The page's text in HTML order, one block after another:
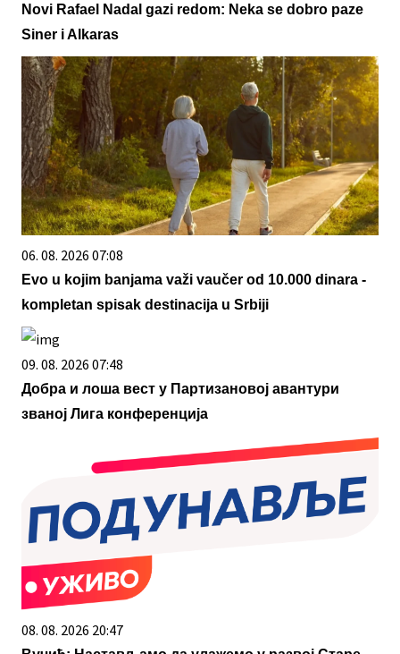
Novi Rafael Nadal gazi redom: Neka se dobro paze
Siner i Alkaras
06. 08. 2026 07:08
Evo u kojim banjama važi vaučer od 10.000 dinara -
kompletan spisak destinacija u Srbiji
09. 08. 2026 07:48
Добра и лоша вест у Партизановој авантури
званој Лига конференција
08. 08. 2026 20:47